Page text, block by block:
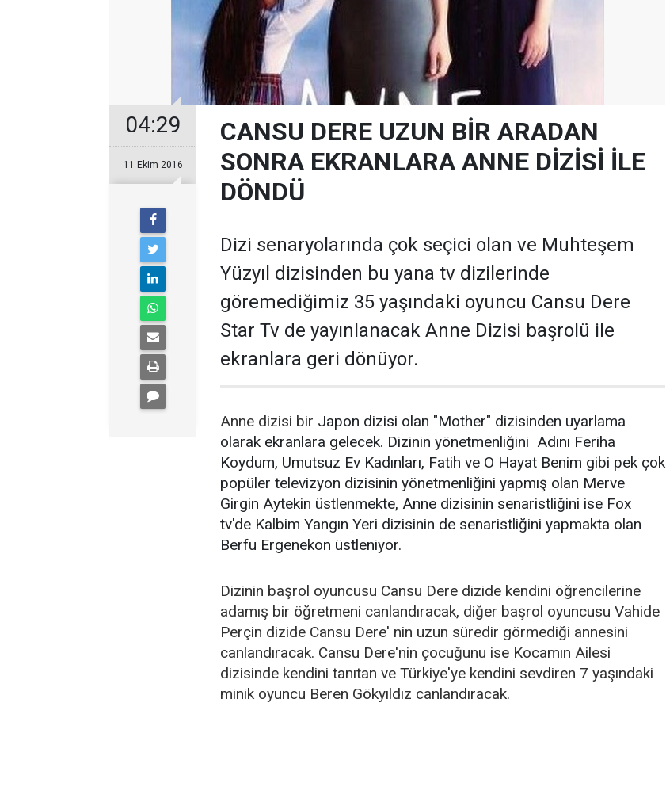
04:29
11 Ekim 2016
CANSU DERE UZUN BİR ARADAN
SONRA EKRANLARA ANNE DİZİSİ İLE
DÖNDÜ
Dizi senaryolarında çok seçici olan ve Muhteşem
Yüzyıl dizisinden bu yana tv dizilerinde
göremediğimiz 35 yaşındaki oyuncu Cansu Dere
Star Tv de yayınlanacak Anne Dizisi başrolü ile
ekranlara geri dönüyor.
Anne dizisi bir Japon dizisi olan "Mother" dizisinden uyarlama
olarak ekranlara gelecek. Dizinin yönetmenliğini Adını Feriha
Koydum, Umutsuz Ev Kadınları, Fatih ve O Hayat Benim gibi pek çok
popüler televizyon dizisinin yönetmenliğini yapmış olan Merve
Girgin Aytekin üstlenmekte, Anne dizisinin senaristliğini ise Fox
tv'de Kalbim Yangın Yeri dizisinin de senaristliğini yapmakta olan
Berfu Ergenekon üstleniyor.
Dizinin başrol oyuncusu Cansu Dere dizide kendini öğrencilerine
adamış bir öğretmeni canlandıracak, diğer başrol oyuncusu Vahide
Perçin dizide Cansu Dere' nin uzun süredir görmediği annesini
canlandıracak. Cansu Dere'nin çocuğunu ise Kocamın Ailesi
dizisinde kendini tanıtan ve Türkiye'ye kendini sevdiren 7 yaşındaki
minik oyuncu Beren Gökyıldız canlandıracak.